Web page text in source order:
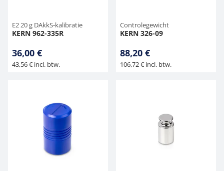
E2 20 g DAkkS-kalibratie
KERN 962-335R
36,00 €
43,56 € incl. btw.
Controlegewicht
KERN 326-09
88,20 €
106,72 € incl. btw.